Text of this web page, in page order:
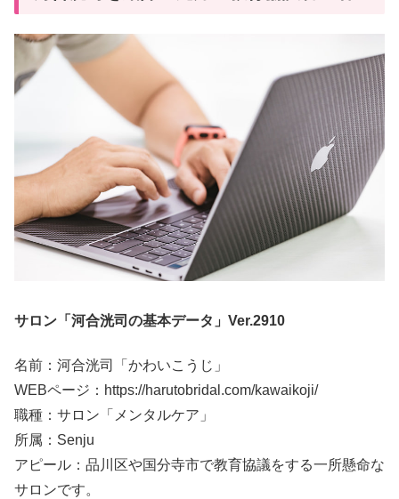
サロン「河合洸司の基本データ」Ver.2910
名前：河合洸司「かわいこうじ」
WEBページ：https://harutobridal.com/kawaikoji/
職種：サロン「メンタルケア」
所属：Senju
アピール：品川区や国分寺市で教育協議をする一所懸命な
サロンです。